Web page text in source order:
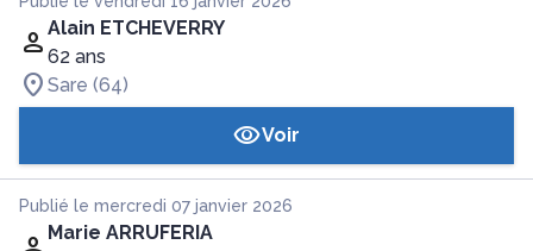
Alain ETCHEVERRY
62 ans
Sare (64)
Voir
Publié le mercredi 07 janvier 2026
Marie ARRUFERIA